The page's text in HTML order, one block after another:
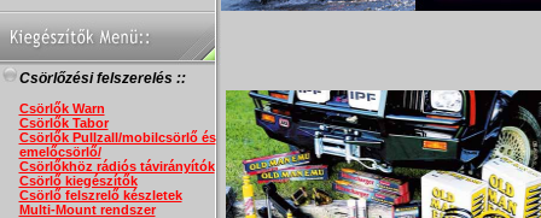
Csörlőzési felszerelés ::
Csörlők Warn
Csörlők Tabor
Csörlők Pullzall/mobilcsörlő és
emelőcsörlő/
Csörlőkhöz rádiós távirányítók
Csörlő kiegészítők
Csörlő felszrelő készletek
Multi-Mount rendszer